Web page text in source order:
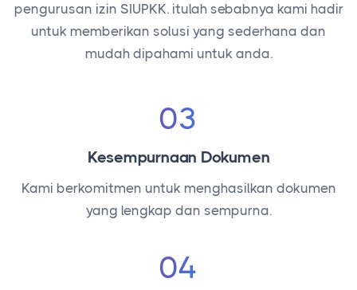
pengurusan izin SIUPKK. itulah sebabnya kami hadir
untuk memberikan solusi yang sederhana dan
mudah dipahami untuk anda.
03
Kesempurnaan Dokumen
Kami berkomitmen untuk menghasilkan dokumen
yang lengkap dan sempurna.
04